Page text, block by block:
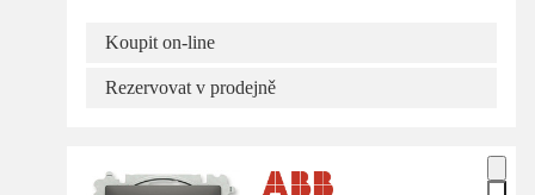
Koupit on-line
Rezervovat v prodejně